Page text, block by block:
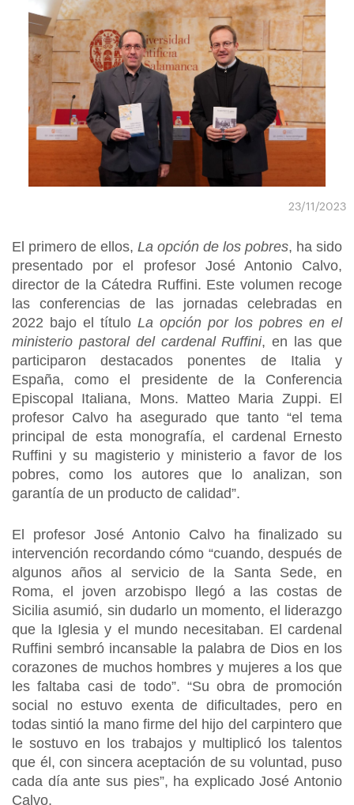
23/11/2023
El primero de ellos, La opción de los pobres, ha sido
presentado por el profesor José Antonio Calvo,
director de la Cátedra Ruffini. Este volumen recoge
las conferencias de las jornadas celebradas en
2022 bajo el título La opción por los pobres en el
ministerio pastoral del cardenal Ruffini, en las que
participaron destacados ponentes de Italia y
España, como el presidente de la Conferencia
Episcopal Italiana, Mons. Matteo Maria Zuppi. El
profesor Calvo ha asegurado que tanto “el tema
principal de esta monografía, el cardenal Ernesto
Ruffini y su magisterio y ministerio a favor de los
pobres, como los autores que lo analizan, son
garantía de un producto de calidad”.
El profesor José Antonio Calvo ha finalizado su
intervención recordando cómo “cuando, después de
algunos años al servicio de la Santa Sede, en
Roma, el joven arzobispo llegó a las costas de
Sicilia asumió, sin dudarlo un momento, el liderazgo
que la Iglesia y el mundo necesitaban. El cardenal
Ruffini sembró incansable la palabra de Dios en los
corazones de muchos hombres y mujeres a los que
les faltaba casi de todo”. “Su obra de promoción
social no estuvo exenta de dificultades, pero en
todas sintió la mano firme del hijo del carpintero que
le sostuvo en los trabajos y multiplicó los talentos
que él, con sincera aceptación de su voluntad, puso
cada día ante sus pies”, ha explicado José Antonio
Calvo.